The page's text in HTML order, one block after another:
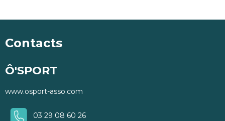
Contacts
Ô'SPORT
www.osport-asso.com
03 29 08 60 26